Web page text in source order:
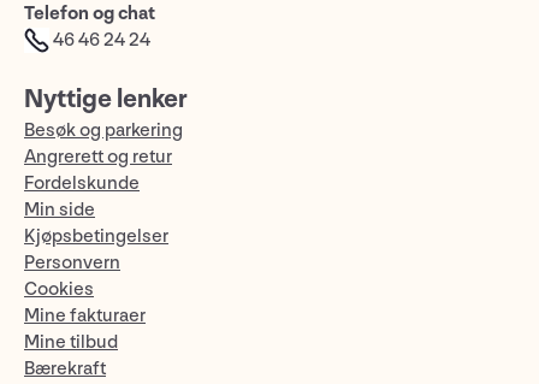
Telefon og chat
46 46 24 24
Nyttige lenker
Besøk og parkering
Angrerett og retur
Fordelskunde
Min side
Kjøpsbetingelser
Personvern
Cookies
Mine fakturaer
Mine tilbud
Bærekraft